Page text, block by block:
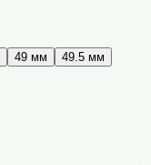
49 мм
49.5 мм